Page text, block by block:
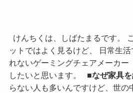
けんちくは、しばたまるです。
ットではよく見るけど、 日常生
れないゲーミングチェアメーカー
したいと思います。 ■なぜ家具
らない人も多いんですけど、世の